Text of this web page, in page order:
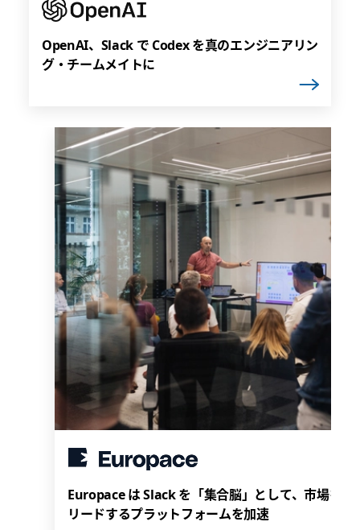
OpenAI、Slack で Codex を真のエンジニアリン
グ・チームメイトに
Europace は Slack を「集合脳」として、市場を
リードするプラットフォームを加速